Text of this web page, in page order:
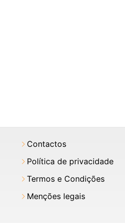
Contactos
Política de privacidade
Termos e Condições
Menções legais